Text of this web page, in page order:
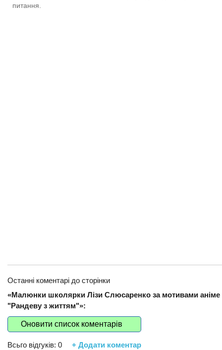
питання.
Останні коментарі до сторінки
«Малюнки школярки Лізи Слюсаренко за мотивами аніме
"Рандеву з життям"»:
Оновити список коментарів
Всьго відгуків: 0 + Додати коментар